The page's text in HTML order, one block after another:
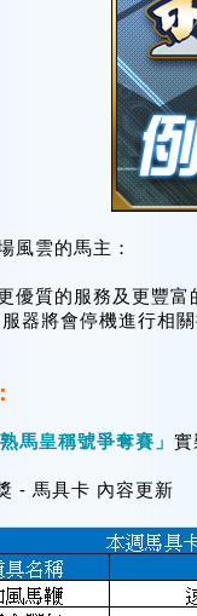
風雲的馬主：
質的服務及更豐富
器將會停機進行相
熟馬皇稱號爭奪賽」 實
- 馬具卡 內容更新